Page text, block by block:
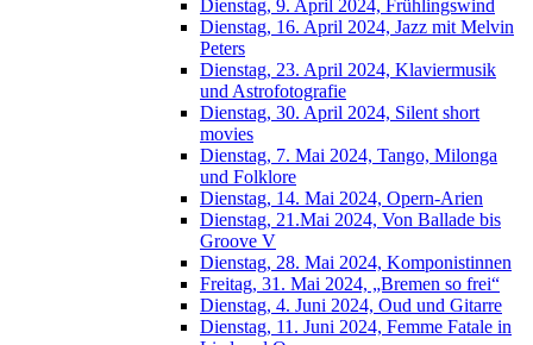
Dienstag, 9. April 2024, Frühlingswind
Dienstag, 16. April 2024, Jazz mit Melvin
Peters
Dienstag, 23. April 2024, Klaviermusik
und Astrofotografie
Dienstag, 30. April 2024, Silent short
movies
Dienstag, 7. Mai 2024, Tango, Milonga
und Folklore
Dienstag, 14. Mai 2024, Opern-Arien
Dienstag, 21.Mai 2024, Von Ballade bis
Groove V
Dienstag, 28. Mai 2024, Komponistinnen
Freitag, 31. Mai 2024, „Bremen so frei“
Dienstag, 4. Juni 2024, Oud und Gitarre
Dienstag, 11. Juni 2024, Femme Fatale in